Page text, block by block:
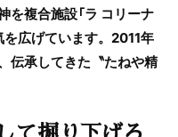
複合施設「ラ コリーナ
を広げています。2011年
伝承してきた〝たねや精